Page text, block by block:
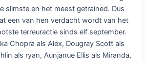
slimste en het meest getrained. Dus
een van hen verdacht wordt van het
terreuractie sinds elf september.
Chopra als Alex, Dougray Scott als
als ryan, Aunjanue Ellis als Miranda,